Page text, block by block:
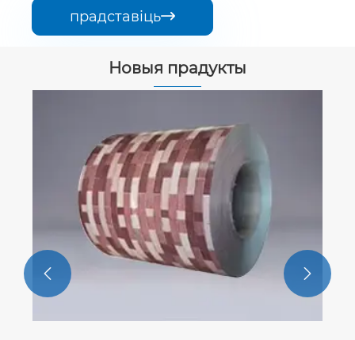
прадставіць
Новыя прадукты
 